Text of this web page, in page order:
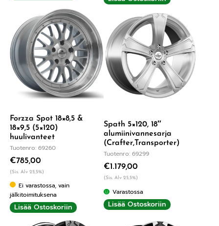
Forzza Spot 18×8,5 &
18×9,5 (5×120)
huulivanteet
Tuotenro: 69260
€785,00
(Sis. Alv 25,5%)
Ei varastossa, vain
jälkitoimituksena
Lisää Ostoskoriin
Spath 5×120, 18″
alumiinivannesarja
(Crafter,Transporter)
Tuotenro: 69299
€1.179,00
(Sis. Alv 25,5%)
Varastossa
Lisää Ostoskoriin